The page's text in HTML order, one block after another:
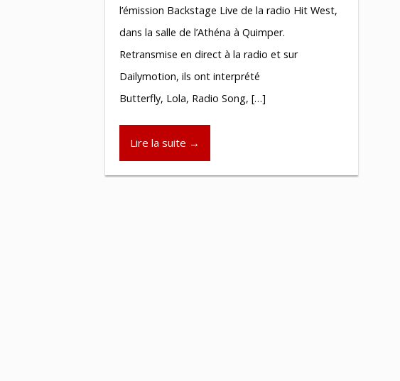
l’émission Backstage Live de la radio Hit West,
dans la salle de l’Athéna à Quimper.
Retransmise en direct à la radio et sur
Dailymotion, ils ont interprété
Butterfly, Lola, Radio Song, […]
Lire la suite →